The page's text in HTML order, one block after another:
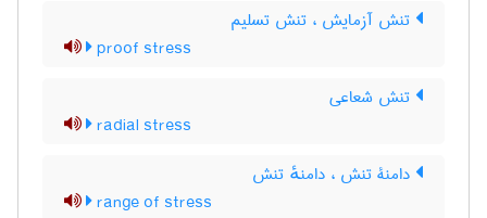
تنش آزمایش ، تنش تسلیم
proof stress
تنش شعاعی
radial stress
دامنۀ تنش ، دامنهٔ تنش
range of stress